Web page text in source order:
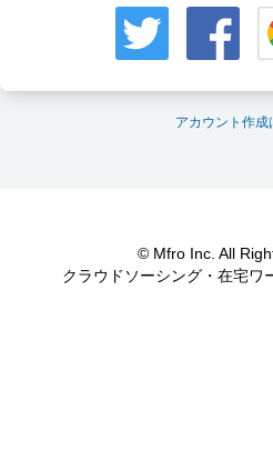
アカウント作成
© Mfro Inc. All
クラウドソーシング・在宅ワ